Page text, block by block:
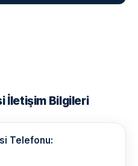
İletişim Bilgileri
Telefonu: